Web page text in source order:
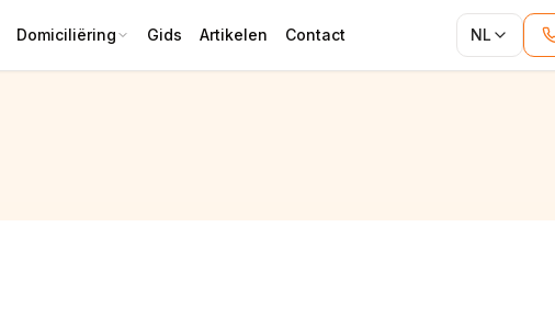
Domiciliëring Gids Artikelen Contact NL